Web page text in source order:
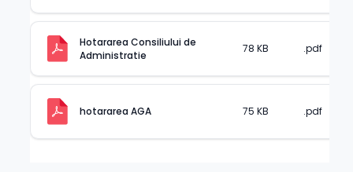
Hotararea Consiliului de
Administratie
78 KB .pdf
hotararea AGA 75 KB .pdf